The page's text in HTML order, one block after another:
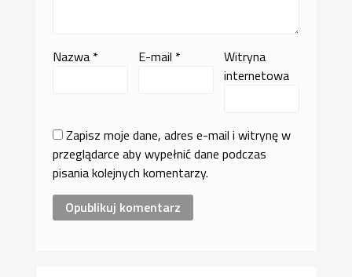
Nazwa * E-mail *
Witryna
internetowa
Zapisz moje dane, adres e-mail i witrynę w
przeglądarce aby wypełnić dane podczas
pisania kolejnych komentarzy.